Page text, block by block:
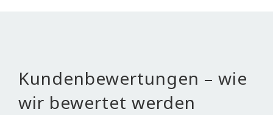
Kundenbewertungen – wie
wir bewertet werden